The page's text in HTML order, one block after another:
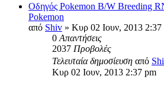
Οδηγός Pokemon B/W Breeding
Pokemon
από Shiv » Κυρ 02 Ιουν, 2013 2:37
0 Απαντήσεις
2037 Προβολές
Τελευταία δημοσίευση από
Κυρ 02 Ιουν, 2013 2:37 pm